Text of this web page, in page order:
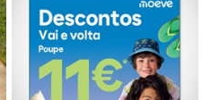
estreia - O Campeonato
Portugal Karting 2026
decorre entre 1 de Março e
6 de Setembro